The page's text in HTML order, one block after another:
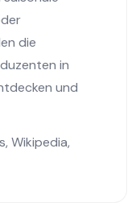
die
in
und
, Wikipedia,